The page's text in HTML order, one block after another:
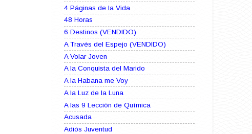
4 Páginas de la Vida
48 Horas
6 Destinos (VENDIDO)
A Través del Espejo (VENDIDO)
A Volar Joven
A la Conquista del Marido
A la Habana me Voy
A la Luz de la Luna
A las 9 Lección de Química
Acusada
Adiós Juventud